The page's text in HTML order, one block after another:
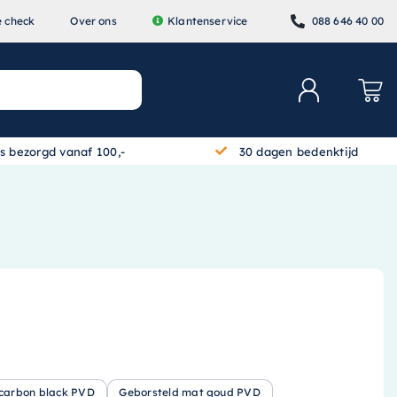
check Over ons Klantenservice 088 646 40 00
bezorgd vanaf 100,- 30 dagen bedenktijd
black PVD Geborsteld mat goud PVD